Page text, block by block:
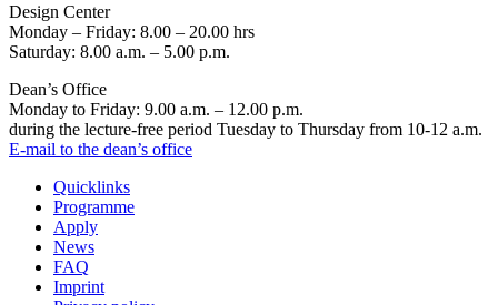
Design Center
Monday – Friday: 8.00 – 20.00 hrs
Saturday: 8.00 a.m. – 5.00 p.m.
Dean’s Office
Monday to Friday: 9.00 a.m. – 12.00 p.m.
during the lecture-free period Tuesday to Thursday from 10-12 a.m.
E-mail to the dean’s office
Quicklinks
Programme
Apply
News
FAQ
Imprint